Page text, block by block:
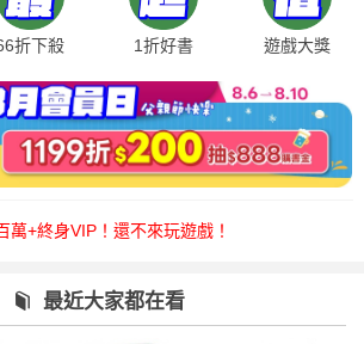
折下殺 1折好書 遊戲大獎
，年度唯一！快來周年慶逛逛！
起！滿額再減15%送6折券！
最近大家都在看